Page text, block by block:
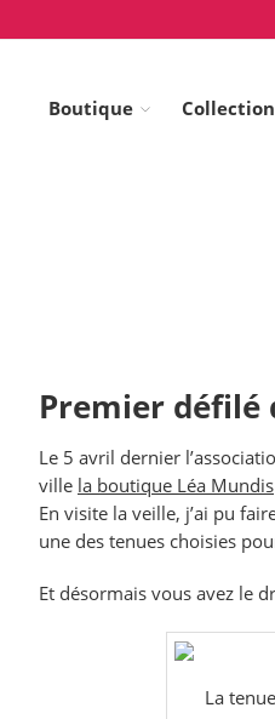
Boutique
Premier défilé
Le 5 avril dernier
ville la boutique Léa Mundis
En visite la veille, j’ai pu
une des tenues choisies
Et désormais vous avez le
La